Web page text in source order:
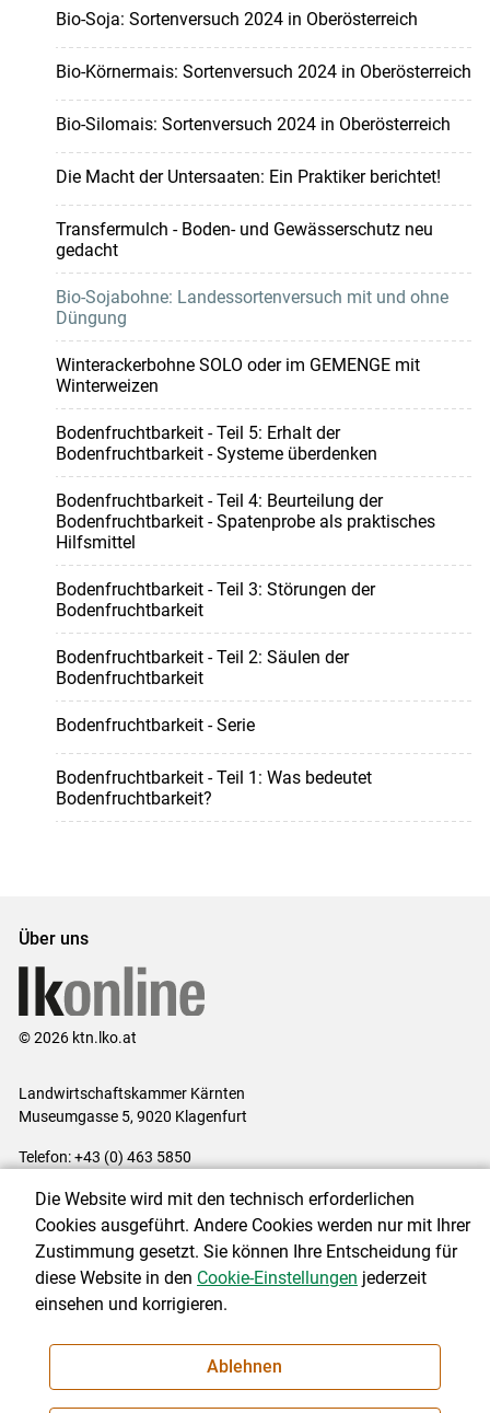
Bio-Soja: Sortenversuch 2024 in Oberösterreich
Bio-Körnermais: Sortenversuch 2024 in Oberösterreich
Bio-Silomais: Sortenversuch 2024 in Oberösterreich
Die Macht der Untersaaten: Ein Praktiker berichtet!
Transfermulch - Boden- und Gewässerschutz neu
gedacht
Bio-Sojabohne: Landessortenversuch mit und ohne
Düngung
Winterackerbohne SOLO oder im GEMENGE mit
Winterweizen
Bodenfruchtbarkeit - Teil 5: Erhalt der
Bodenfruchtbarkeit - Systeme überdenken
Bodenfruchtbarkeit - Teil 4: Beurteilung der
Bodenfruchtbarkeit - Spatenprobe als praktisches
Hilfsmittel
Bodenfruchtbarkeit - Teil 3: Störungen der
Bodenfruchtbarkeit
Bodenfruchtbarkeit - Teil 2: Säulen der
Bodenfruchtbarkeit
Bodenfruchtbarkeit - Serie
Bodenfruchtbarkeit - Teil 1: Was bedeutet
Bodenfruchtbarkeit?
Über uns
© 2026 ktn.lko.at
Landwirtschaftskammer Kärnten
Museumgasse 5, 9020 Klagenfurt
Telefon: +43 (0) 463 5850
Impressum|Kontakt|Datenschutzerklärung|Barrierefreiheit|
Cookie-Einstellungen
NEWSLETTER
Die Website wird mit den technisch erforderlichen
Cookies ausgeführt. Andere Cookies werden nur mit Ihrer
Zustimmung gesetzt. Sie können Ihre Entscheidung für
diese Website in den Cookie-Einstellungen jederzeit
einsehen und korrigieren.
Ablehnen